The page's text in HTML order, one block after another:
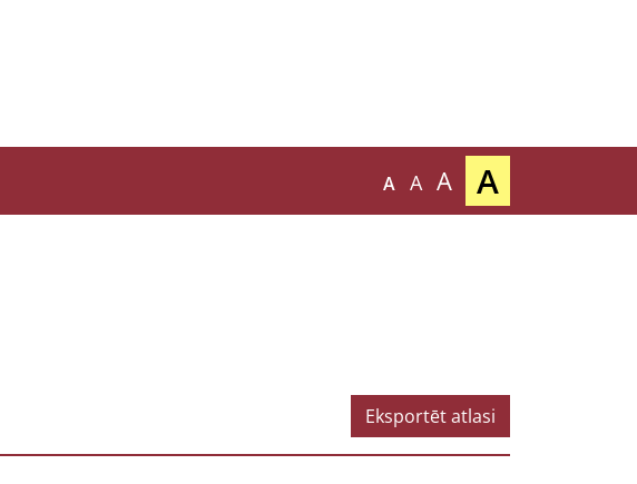
A A A
A
Eksportēt atlasi